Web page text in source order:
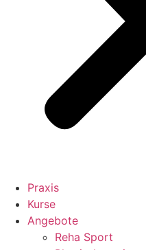
Praxis
Kurse
Angebote
Reha Sport